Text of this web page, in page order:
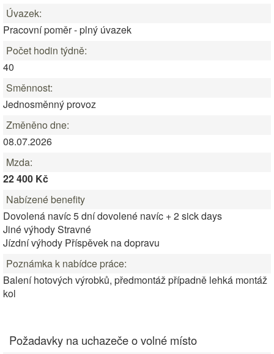
Úvazek:
Pracovní poměr - plný úvazek
Počet hodin týdně:
40
Směnnost:
Jednosměnný provoz
Změněno dne:
08.07.2026
Mzda:
22 400 Kč
Nabízené benefity
Dovolená navíc 5 dní dovolené navíc + 2 sick days
Jiné výhody Stravné
Jízdní výhody Příspěvek na dopravu
Poznámka k nabídce práce:
Balení hotových výrobků, předmontáž případně lehká montáž
kol
Požadavky na uchazeče o volné místo